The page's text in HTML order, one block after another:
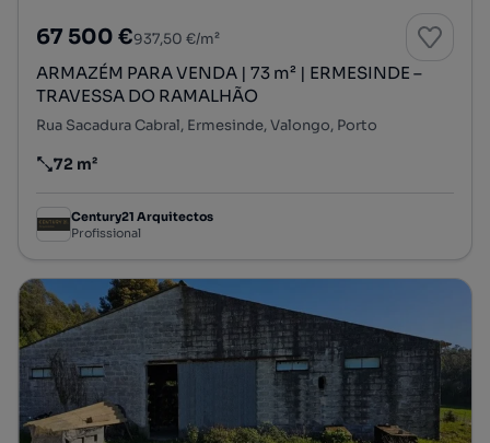
67 500 €937,50 €/m²
ARMAZÉM PARA VENDA | 73 m² | ERMESINDE –
TRAVESSA DO RAMALHÃO
Rua Sacadura Cabral, Ermesinde, Valongo, Porto
Preço por metro quadrado
72 m²
Century21 Arquitectos
Profissional